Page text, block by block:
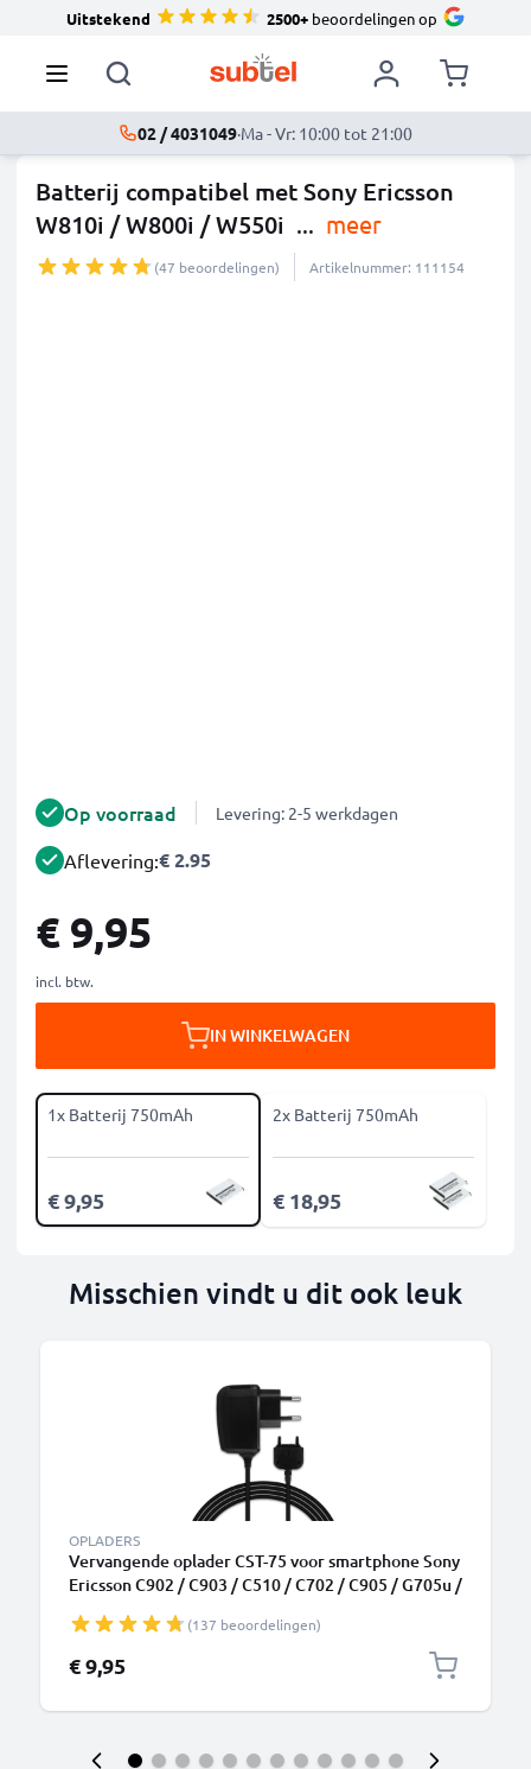
Uitstekend 2500+beoordelingen op
02 / 4031049·Ma - Vr: 10:00 tot 21:00
Batterij compatibel met Sony Ericsson
W810i / W800i / W550i ... meer
(47 beoordelingen) Artikelnummer: 111154
Op voorraad Levering: 2-5 werkdagen
Aflevering:€ 2.95
€ 9,95
incl. btw.
IN WINKELWAGEN
1x Batterij 750mAh
€ 9,95
2x Batterij 750mAh
€ 18,95
Misschien vindt u dit ook leuk
OPLADERS
Vervangende oplader CST-75 voor smartphone Sony
Ericsson C902 / C903 / C510 / C702 / C905 / G705u /
oplaadstation 1.1m(137 beoordelingen)
€ 9,95